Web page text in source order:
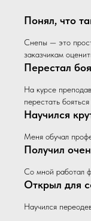
Понял, что
Снепы — это
заказчикам
Перестал
На курсе
перестать
Научился
Меня обучал
Получил
Со мной работал
Открыл для
Научился